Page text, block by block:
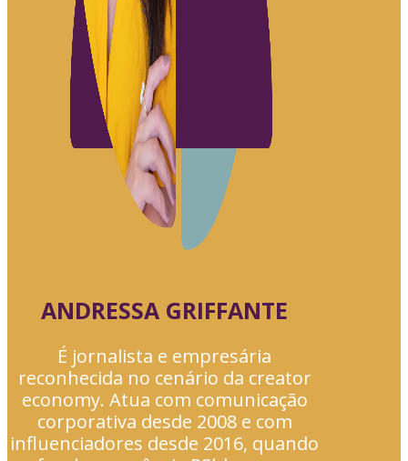
ANDRESSA GRIFFANTE
É jornalista e empresária
reconhecida no cenário da creator
economy. Atua com comunicação
corporativa desde 2008 e com
influenciadores desde 2016, quando